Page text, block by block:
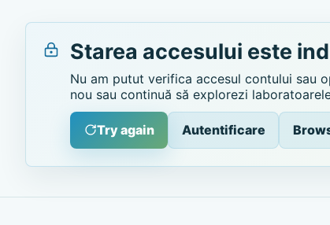
Starea accesului este
Nu am putut verifica accesul contului sau
nou sau continuă să explorezi
Try again Autentificare